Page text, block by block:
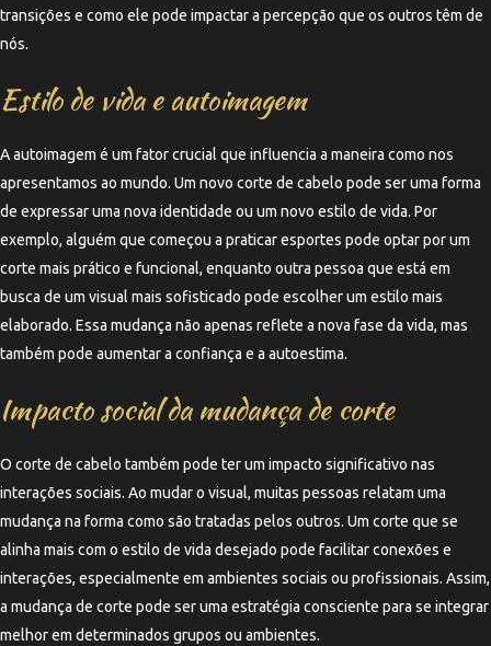
transições e como ele pode impactar a percepção que os outros têm de
nós.
Estilo de vida e autoimagem
A autoimagem é um fator crucial que influencia a maneira como nos
apresentamos ao mundo. Um novo corte de cabelo pode ser uma forma
de expressar uma nova identidade ou um novo estilo de vida. Por
exemplo, alguém que começou a praticar esportes pode optar por um
corte mais prático e funcional, enquanto outra pessoa que está em
busca de um visual mais sofisticado pode escolher um estilo mais
elaborado. Essa mudança não apenas reflete a nova fase da vida, mas
também pode aumentar a confiança e a autoestima.
Impacto social da mudança de corte
O corte de cabelo também pode ter um impacto significativo nas
interações sociais. Ao mudar o visual, muitas pessoas relatam uma
mudança na forma como são tratadas pelos outros. Um corte que se
alinha mais com o estilo de vida desejado pode facilitar conexões e
interações, especialmente em ambientes sociais ou profissionais. Assim,
a mudança de corte pode ser uma estratégia consciente para se integrar
melhor em determinados grupos ou ambientes.